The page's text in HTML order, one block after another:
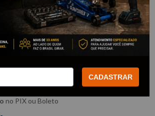
com Guia – 38,75
- Rocast
,61
no PIX ou Boleto
CADASTRAR